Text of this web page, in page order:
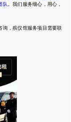
队
。我们服务细心，用心，
询，殡仪馆服务项目需要联